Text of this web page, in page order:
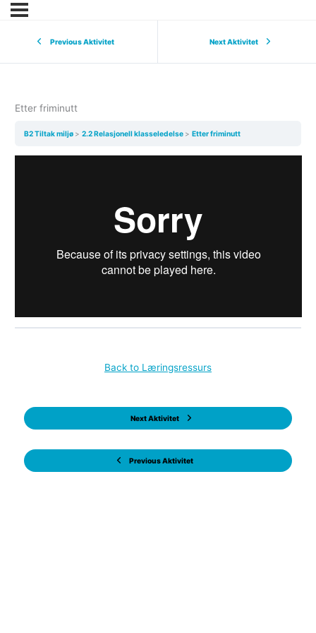
Previous Aktivitet Next Aktivitet
Etter friminutt
B2 Tiltak miljø 2.2 Relasjonell klasseledelse Etter friminutt
Previous Aktivitet
Back to Læringsressurs
Next Aktivitet